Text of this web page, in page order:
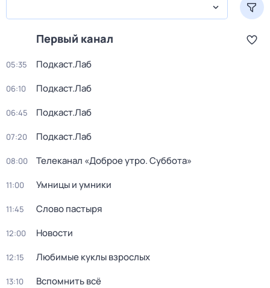
Первый канал
05:35 Подкаст.Лаб
06:10 Подкаст.Лаб
06:45 Подкаст.Лаб
07:20 Подкаст.Лаб
08:00 Телеканал «Доброе утро. Суббота»
11:00 Умницы и умники
11:45 Слово пастыря
12:00 Новости
12:15 Любимые куклы взрослых
13:10 Вспомнить всё